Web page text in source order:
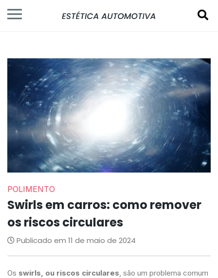
POLIMENTO
Swirls em carros: como remover
os riscos circulares
Publicado em 11 de maio de 2024
Os swirls, ou riscos circulares , são um problema comum